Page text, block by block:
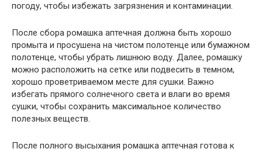
погоду, чтобы избежать загрязнения и контаминации.
После сбора ромашка аптечная должна быть хорошо
промыта и просушена на чистом полотенце или бумажном
полотенце, чтобы убрать лишнюю воду. Далее, ромашку
можно расположить на сетке или подвесить в темном,
хорошо проветриваемом месте для сушки. Важно
избегать прямого солнечного света и влаги во время
сушки, чтобы сохранить максимальное количество
полезных веществ.
После полного высыхания ромашка аптечная готова к